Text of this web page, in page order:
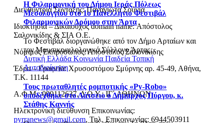
Η Φιλαρμονική του Δήμου Ιεράς Πόλεως
Μεσολογγίου στο 1ο Πανελλήνιο Φεστιβάλ
Φιλαρμονικών Δρόμου στην Άρτα
Το Φεστιβάλ διοργανώθηκε από τον Δήμο Αρταίων και
τον Μουσικοφιλολογικό Σύλλογο Άρτας...
Δυτική Ελλάδα Κοινωνία Παιδεία Τοπική
Αυτοδιοίκηση
Τους πρωταθλητές ρομποτικής «Py-Robo»
υποδέχθηκε στο Λάτσειο ο Δήμαρχος Πύργου, κ.
Στάθης Καννής
Διευθύντρια Σύνταξης: Παναγιώτα Σούγια
Ιδιοκτησία – Δικαιούχος domain name: Απόστολος
Σαλονικίδης & ΣΙΑ Ο.Ε.
Νόμιμος Εκπρόσωπος: Απόστολος Σαλονικίδης
Έδρα – Γραφεία: Χρυσοστόμου Σμύρνης αρ. 45-49, Αθήνα,
Τ.Κ. 11144
Α.Φ.Μ.: 099112637, Δ.Ο.Υ.: ΙΓ΄ ΑΘΗΝΩΝ
Ηλεκτρονική διεύθυνση Επικοινωνίας:
pyrranews@gmail.com, Τηλ. Επικοινωνίας: 6944503911